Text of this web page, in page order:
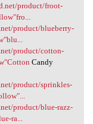
product/froot-
product/blueberry-
product/cotton-
Candy
product/sprinkles-
product/blue-razz-
ra...